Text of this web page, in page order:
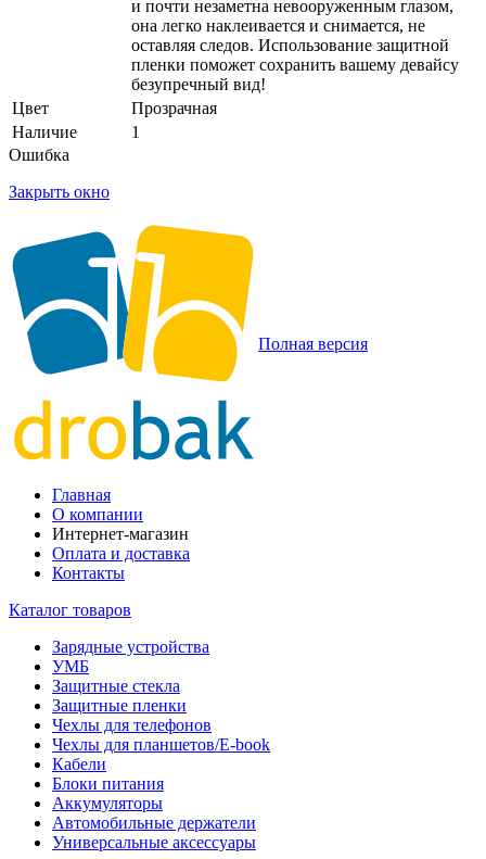
и почти незаметна невооруженным глазом,
она легко наклеивается и снимается, не
оставляя следов. Использование защитной
пленки поможет сохранить вашему девайсу
безупречный вид!
Цвет
Прозрачная
Наличие
1
Ошибка
Закрыть окно
Полная версия
Главная
О компании
Интернет-магазин
Оплата и доставка
Контакты
Каталог товаров
Зарядные устройства
УМБ
Защитные стекла
Защитные пленки
Чехлы для телефонов
Чехлы для планшетов/E-book
Кабели
Блоки питания
Аккумуляторы
Автомобильные держатели
Универсальные аксессуары